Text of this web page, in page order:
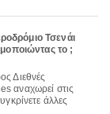
Τσενάι
το ;
αναχωρεί στις
άλλες